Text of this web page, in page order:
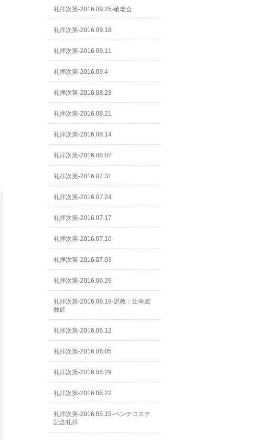
礼拝次第-2016.09.25-敬老会
礼拝次第-2016.09.18
礼拝次第-2016.09.11
礼拝次第-2016.09.4
礼拝次第-2016.08.28
礼拝次第-2016.08.21
礼拝次第-2016.08.14
礼拝次第-2016.08.07
礼拝次第-2016.07.31
礼拝次第-2016.07.24
礼拝次第-2016.07.17
礼拝次第-2016.07.10
礼拝次第-2016.07.03
礼拝次第-2016.06.26
礼拝次第-2016.06.19-説教：辻幸宏
牧師
礼拝次第-2016.06.12
礼拝次第-2016.06.05
礼拝次第-2016.05.29
礼拝次第-2016.05.22
礼拝次第-2016.05.15-ペンテコステ
記念礼拝